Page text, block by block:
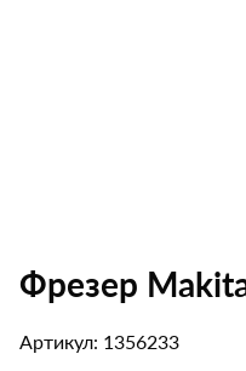
Фрезер
Артикул: 1356233